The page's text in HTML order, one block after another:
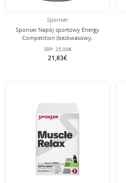
Sponser
Sponser Napój sportowy Energy
Competition (bezkwasowy,
hipotonik) Cytryna 1000g puszka
SRP: 25,00€
21,83€